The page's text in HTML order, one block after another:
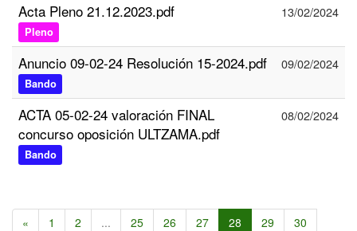
Acta Pleno 21.12.2023.pdf
Pleno
13/02/2024
Anuncio 09-02-24 Resolución 15-2024.pdf
Bando
09/02/2024
ACTA 05-02-24 valoración FINAL
concurso oposición ULTZAMA.pdf
Bando
08/02/2024
« 1 2 ... 25 26 27 28 29
30